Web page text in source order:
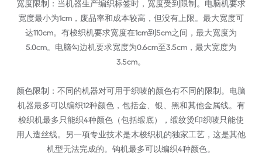
宽度限制：当机器生产编织标签时，宽度受到限制。电脑机要求
宽度最小为1cm，废品率和成本较高，但没有上限。最大宽度可
达110cm。有梭织机要求宽度在1cm到5cm之间，最大宽度为
5.0cm。电脑勾边机要求宽度为0.6cm至3.5cm，最大宽度为
3.5cm。
颜色限制：不同的机器对可用于织唛的颜色有不同的限制。电脑
机器最多可以编织12种颜色，包括金、银、黑和其他金属线。有
梭织机最多只能织4种颜色（包括缎底），缎纹烫印织唛只能使
用人造丝线。另一项专业技术是木梭织机的独家工艺，这是其他
机型无法完成的。钩机最多可以编织4种颜色。